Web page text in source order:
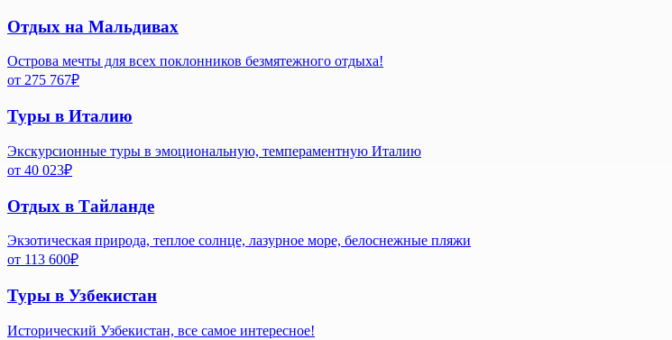
Отдых на Мальдивах
Острова мечты для всех поклонников безмятежного отдыха!
от 275 767₽
Туры в Италию
Экскурсионные туры в эмоциональную, темпераментную Италию
от 40 023₽
Отдых в Тайланде
Экзотическая природа, теплое солнце, лазурное море, белоснежные пляжи
от 113 600₽
Туры в Узбекистан
Исторический Узбекистан, все самое интересное!